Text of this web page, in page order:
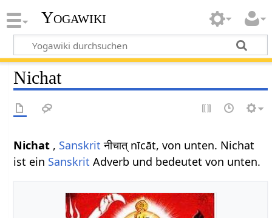
Yogawiki
Nichat
Nichat , Sanskrit नीचात् nīcāt, von unten. Nichat
ist ein Sanskrit Adverb und bedeutet von unten.